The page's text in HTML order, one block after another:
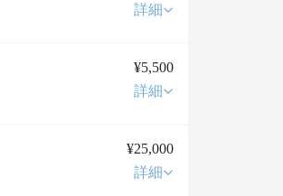
詳細
¥5,500
詳細
¥25,000
詳細